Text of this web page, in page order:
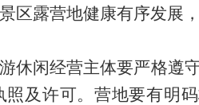
区露营地健康有序发展
休闲经营主体要严格遵
及许可。营地要有明